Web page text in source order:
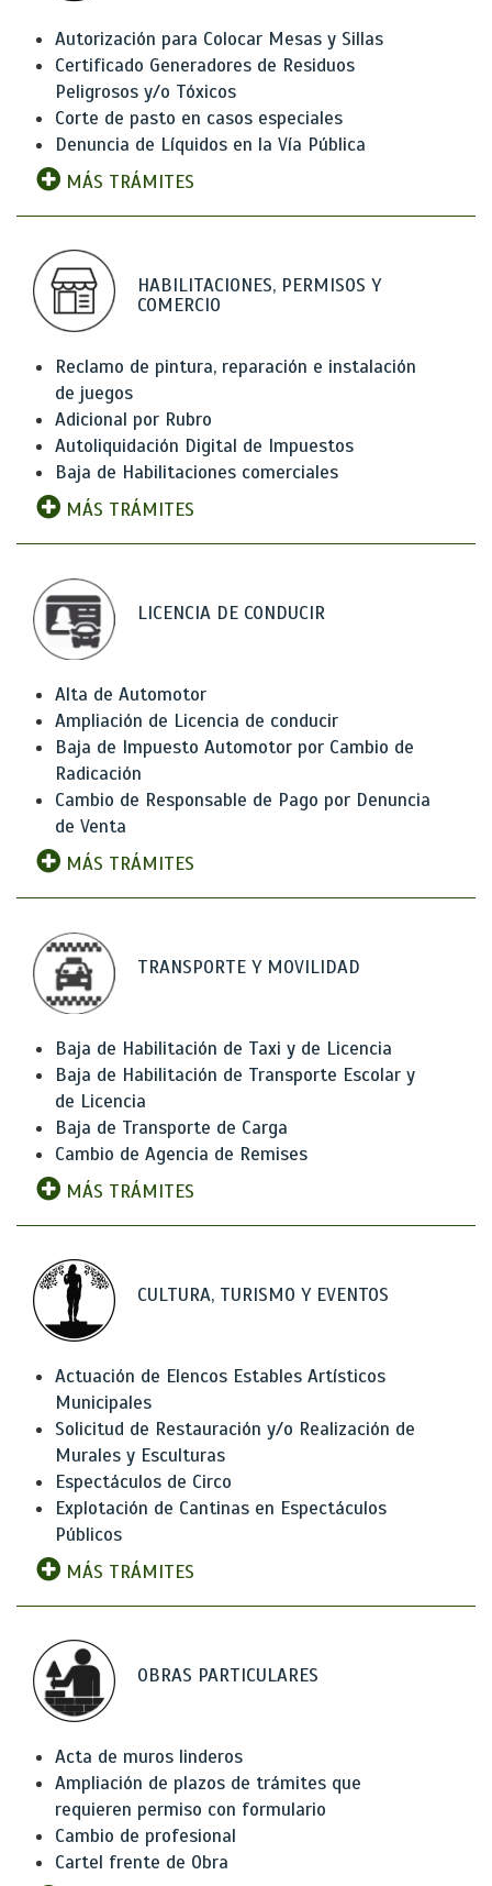
Autorización para Colocar Mesas y Sillas
Certificado Generadores de Residuos
Peligrosos y/o Tóxicos
Corte de pasto en casos especiales
Denuncia de Líquidos en la Vía Pública
MÁS TRÁMITES
HABILITACIONES, PERMISOS Y
COMERCIO
Reclamo de pintura, reparación e instalación
de juegos
Adicional por Rubro
Autoliquidación Digital de Impuestos
Baja de Habilitaciones comerciales
MÁS TRÁMITES
LICENCIA DE CONDUCIR
Alta de Automotor
Ampliación de Licencia de conducir
Baja de Impuesto Automotor por Cambio de
Radicación
Cambio de Responsable de Pago por Denuncia
de Venta
MÁS TRÁMITES
TRANSPORTE Y MOVILIDAD
Baja de Habilitación de Taxi y de Licencia
Baja de Habilitación de Transporte Escolar y
de Licencia
Baja de Transporte de Carga
Cambio de Agencia de Remises
MÁS TRÁMITES
CULTURA, TURISMO Y EVENTOS
Actuación de Elencos Estables Artísticos
Municipales
Solicitud de Restauración y/o Realización de
Murales y Esculturas
Espectáculos de Circo
Explotación de Cantinas en Espectáculos
Públicos
MÁS TRÁMITES
OBRAS PARTICULARES
Acta de muros linderos
Ampliación de plazos de trámites que
requieren permiso con formulario
Cambio de profesional
Cartel frente de Obra